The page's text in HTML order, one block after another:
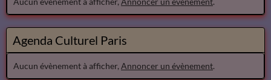
Agenda Culturel Paris
Aucun évènement à afficher, Annoncer un évènement.